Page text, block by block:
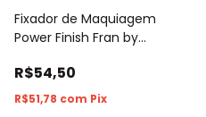
Fixador de Maquiagem
Power Finish Fran by
R$54,50
R$51,78 com Pix